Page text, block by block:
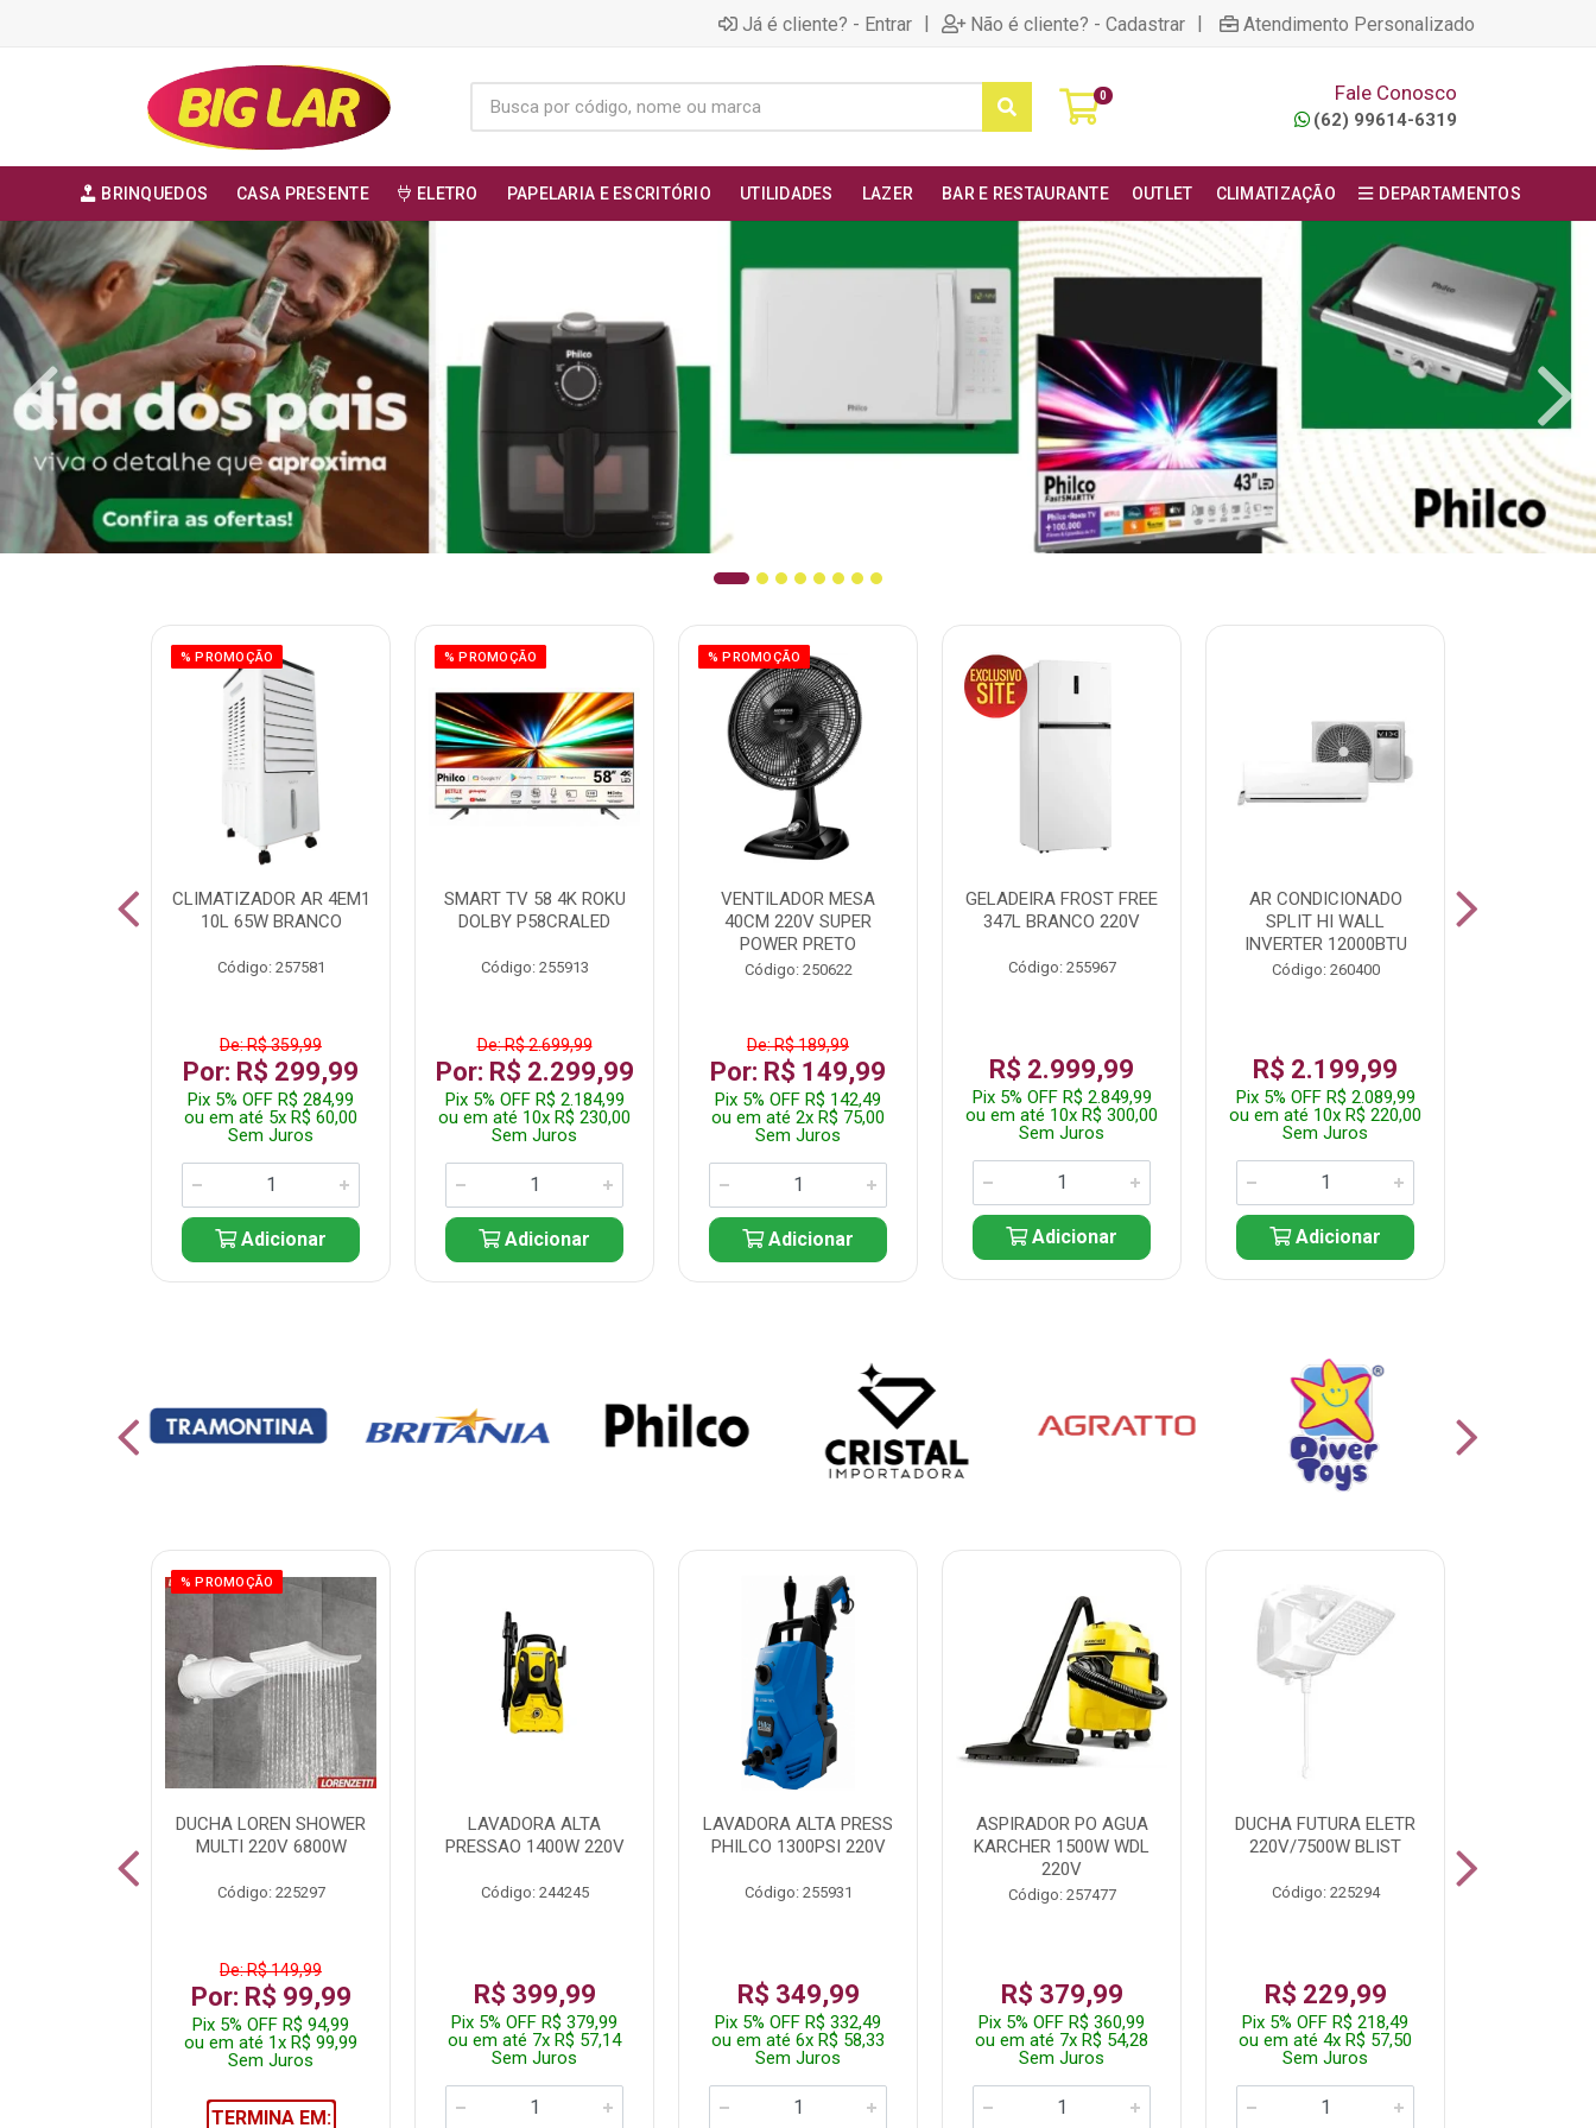
Já é cliente? - Entrar | Não é cliente? - Cadastrar | Atendimento Personalizado
0 Fale Conosco
(62) 99614-6319
BRINQUEDOS CASA PRESENTE ELETRO PAPELARIA E ESCRITÓRIO UTILIDADES LAZER BAR E RESTAURANTE OUTLET CLIMATIZAÇÃO DEPARTAMENTOS
% PROMOÇÃO
CLIMATIZADOR AR 4EM1
10L 65W BRANCO
Código: 257581
De: R$ 359,99
Por: R$ 299,99
Pix 5% OFF R$ 284,99
ou em até 5x R$ 60,00
Sem Juros
Adicionar
% PROMOÇÃO
SMART TV 58 4K ROKU
DOLBY P58CRALED
Código: 255913
De: R$ 2.699,99
Por: R$ 2.299,99
Pix 5% OFF R$ 2.184,99
ou em até 10x R$ 230,00
Sem Juros
Adicionar
% PROMOÇÃO
VENTILADOR MESA
40CM 220V SUPER
POWER PRETO
Código: 250622
De: R$ 189,99
Por: R$ 149,99
Pix 5% OFF R$ 142,49
ou em até 2x R$ 75,00
Sem Juros
Adicionar
GELADEIRA FROST FREE
347L BRANCO 220V
Código: 255967
R$ 2.999,99
Pix 5% OFF R$ 2.849,99
ou em até 10x R$ 300,00
Sem Juros
Adicionar
AR CONDICIONADO
SPLIT HI WALL
INVERTER 12000BTU
Código: 260400
R$ 2.199,99
Pix 5% OFF R$ 2.089,99
ou em até 10x R$ 220,00
Sem Juros
Adicionar
% PROMOÇÃO
DUCHA LOREN SHOWER
MULTI 220V 6800W
Código: 225297
De: R$ 149,99
Por: R$ 99,99
Pix 5% OFF R$ 94,99
ou em até 1x R$ 99,99
Sem Juros
TERMINA EM:
LAVADORA ALTA
PRESSAO 1400W 220V
Código: 244245
R$ 399,99
Pix 5% OFF R$ 379,99
ou em até 7x R$ 57,14
Sem Juros
LAVADORA ALTA PRESS
PHILCO 1300PSI 220V
Código: 255931
R$ 349,99
Pix 5% OFF R$ 332,49
ou em até 6x R$ 58,33
Sem Juros
ASPIRADOR PO AGUA
KARCHER 1500W WDL
220V
Código: 257477
R$ 379,99
Pix 5% OFF R$ 360,99
ou em até 7x R$ 54,28
Sem Juros
DUCHA FUTURA ELETR
220V/7500W BLIST
Código: 225294
R$ 229,99
Pix 5% OFF R$ 218,49
ou em até 4x R$ 57,50
Sem Juros